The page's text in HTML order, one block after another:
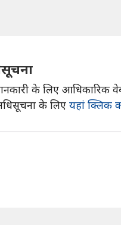
के लिए
के लिए यहां क्लिक